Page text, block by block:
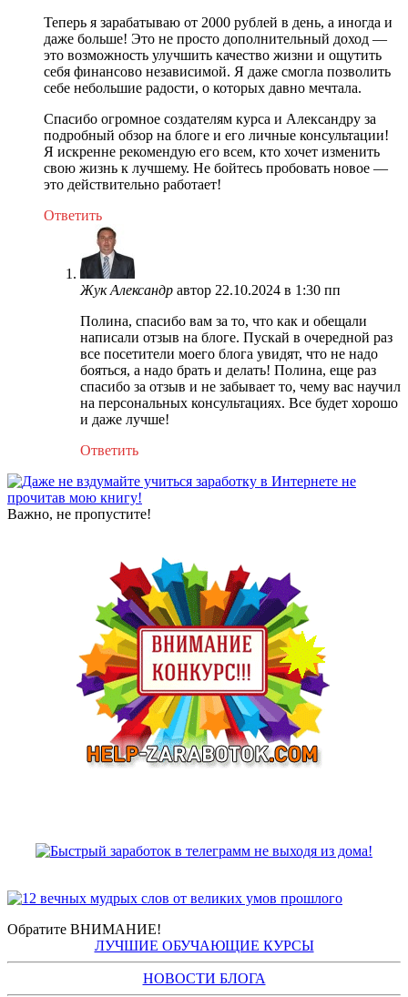
Теперь я зарабатываю от 2000 рублей в день, а иногда и
даже больше! Это не просто дополнительный доход —
это возможность улучшить качество жизни и ощутить
себя финансово независимой. Я даже смогла позволить
себе небольшие радости, о которых давно мечтала.
Спасибо огромное создателям курса и Александру за
подробный обзор на блоге и его личные консультации!
Я искренне рекомендую его всем, кто хочет изменить
свою жизнь к лучшему. Не бойтесь пробовать новое —
это действительно работает!
Ответить
Жук Александр автор 22.10.2024 в 1:30 пп
Полина, спасибо вам за то, что как и обещали
написали отзыв на блоге. Пускай в очередной раз
все посетители моего блога увидят, что не надо
бояться, а надо брать и делать! Полина, еще раз
спасибо за отзыв и не забывает то, чему вас научил
на персональных консультациях. Все будет хорошо
и даже лучше!
Ответить
Важно, не пропустите!
Обратите ВНИМАНИЕ!
ЛУЧШИЕ ОБУЧАЮЩИЕ КУРСЫ
НОВОСТИ БЛОГА